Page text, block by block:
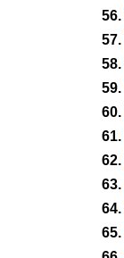
56.
57.
58.
59.
60.
61.
62.
63.
64.
65.